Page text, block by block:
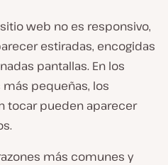
web no es responsivo,
estiradas, encogidas
pantallas. En los
pequeñas, los
tocar pueden aparecer
más comunes y